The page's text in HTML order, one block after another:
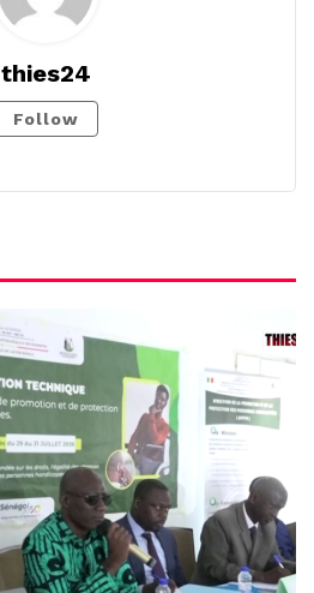
thies24
Follow